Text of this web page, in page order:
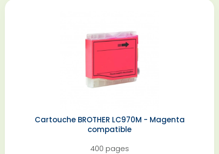
Cartouche BROTHER LC970M - Magenta
compatible
400 pages